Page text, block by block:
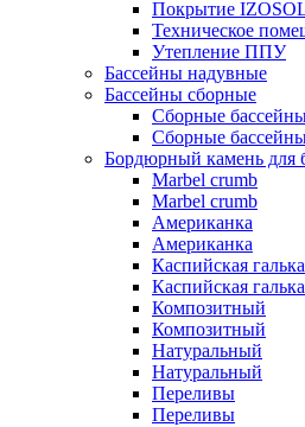
Покрытие
Техническое
Утепление ППУ
Бассейны надувные
Бассейны сборные
Сборные
Сборные
Бордюрный камень для
Marbel crumb
Marbel crumb
Американка
Американка
Каспийская галька
Каспийская галька
Композитный
Композитный
Натуральный
Натуральный
Переливы
Переливы